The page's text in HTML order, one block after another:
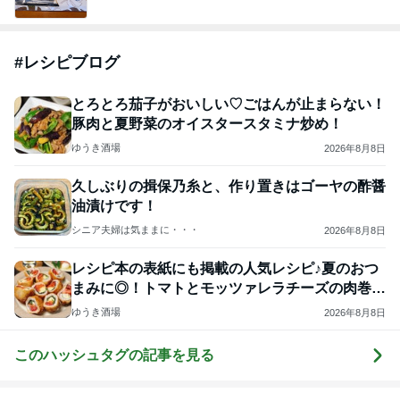
#レシピブログ
とろとろ茄子がおいしい♡ごはんが止まらない！
豚肉と夏野菜のオイスタースタミナ炒め！
ゆうき酒場 2026年8月8日
久しぶりの揖保乃糸と、作り置きはゴーヤの酢醤
油漬けです！
シニア夫婦は気ままに・・・ 2026年8月8日
レシピ本の表紙にも掲載の人気レシピ♪夏のおつ
まみに◎！トマトとモッツァレラチーズの肉巻き
フライ
ゆうき酒場 2026年8月8日
このハッシュタグの記事を見る